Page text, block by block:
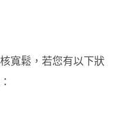
寬鬆，若您有以下狀